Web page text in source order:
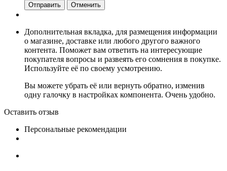
Отменить
Дополнительная вкладка, для размещения информации
о магазине, доставке или любого другого важного
контента. Поможет вам ответить на интересующие
покупателя вопросы и развеять его сомнения в покупке.
Используйте её по своему усмотрению.
Вы можете убрать её или вернуть обратно, изменив
одну галочку в настройках компонента. Очень удобно.
Оставить отзыв
Персональные рекомендации